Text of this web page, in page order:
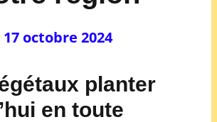
17 octobre 2024
planter
en toute